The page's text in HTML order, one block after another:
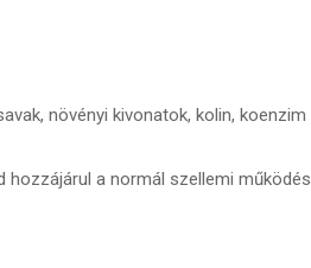
növényi kivonatok, kolin, koenzim
hozzájárul a normál szellemi működés